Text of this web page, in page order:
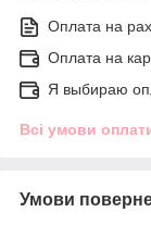
Оплата на
Оплата на
Я выбираю
Всі умови
Умови